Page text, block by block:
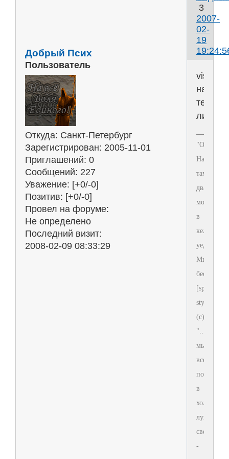
3
2007-
02-
19
Добрый Псих
Пользователь
Откуда: Санкт-Петербург
Зарегистрирован: 2005-11-01
Приглашений: 0
Сообщений: 227
Уважение: [+0/-0]
Позитив: [+0/-0]
Провел на форуме:
Не определено
Последний визит:
2008-02-09 08:33:29
тебе
"Отец
там
два
монаха
в
келье
Мы
[span
"...Когда
мы
все
подохнем
в
холодном
лунном
свете
-